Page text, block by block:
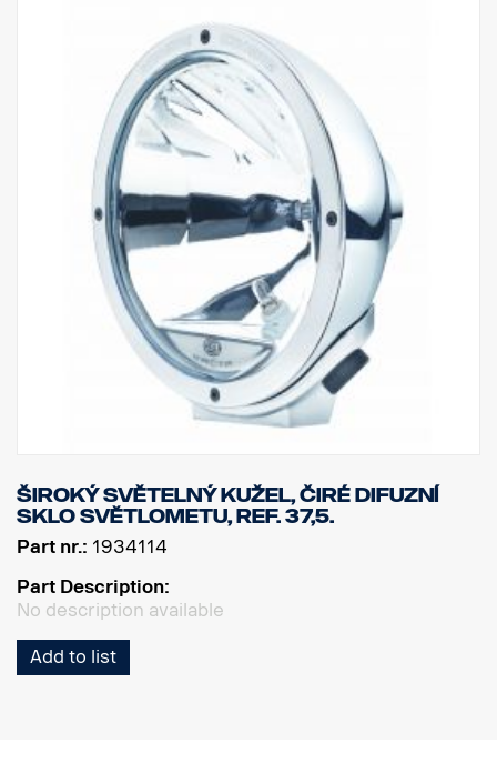
Široký světelný kužel, čiré difuzní
sklo světlometu, Ref. 37,5.
Part nr.: 1934114
Part Description:
No description available
Add to list